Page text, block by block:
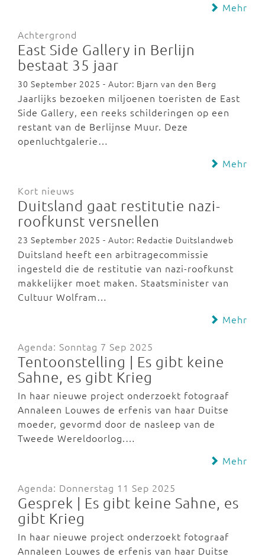
Mehr
Achtergrond
East Side Gallery in Berlijn
bestaat 35 jaar
30 September 2025 - Autor: Bjarn van den Berg
Jaarlijks bezoeken miljoenen toeristen de East
Side Gallery, een reeks schilderingen op een
restant van de Berlijnse Muur. Deze
openluchtgalerie…
Mehr
Kort nieuws
Duitsland gaat restitutie nazi-
roofkunst versnellen
23 September 2025 - Autor: Redactie Duitslandweb
Duitsland heeft een arbitragecommissie
ingesteld die de restitutie van nazi-roofkunst
makkelijker moet maken. Staatsminister van
Cultuur Wolfram…
Mehr
Agenda: Sonntag 7 Sep 2025
Tentoonstelling | Es gibt keine
Sahne, es gibt Krieg
In haar nieuwe project onderzoekt fotograaf
Annaleen Louwes de erfenis van haar Duitse
moeder, gevormd door de nasleep van de
Tweede Wereldoorlog.…
Mehr
Agenda: Donnerstag 11 Sep 2025
Gesprek | Es gibt keine Sahne, es
gibt Krieg
In haar nieuwe project onderzoekt fotograaf
Annaleen Louwes de erfenis van haar Duitse